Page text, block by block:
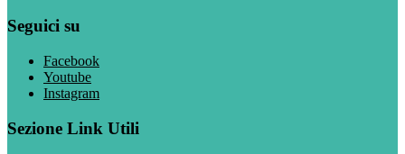
Seguici su
Facebook
Youtube
Instagram
Sezione Link Utili